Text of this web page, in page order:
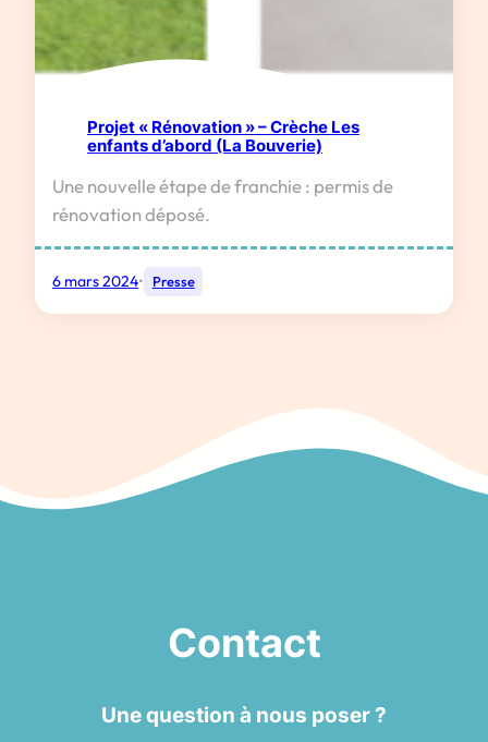
Projet « Rénovation » – Crèche Les
enfants d’abord (La Bouverie)
Une nouvelle étape de franchie : permis de
rénovation déposé.
6 mars 2024• Presse
Contact
Une question à nous poser ?